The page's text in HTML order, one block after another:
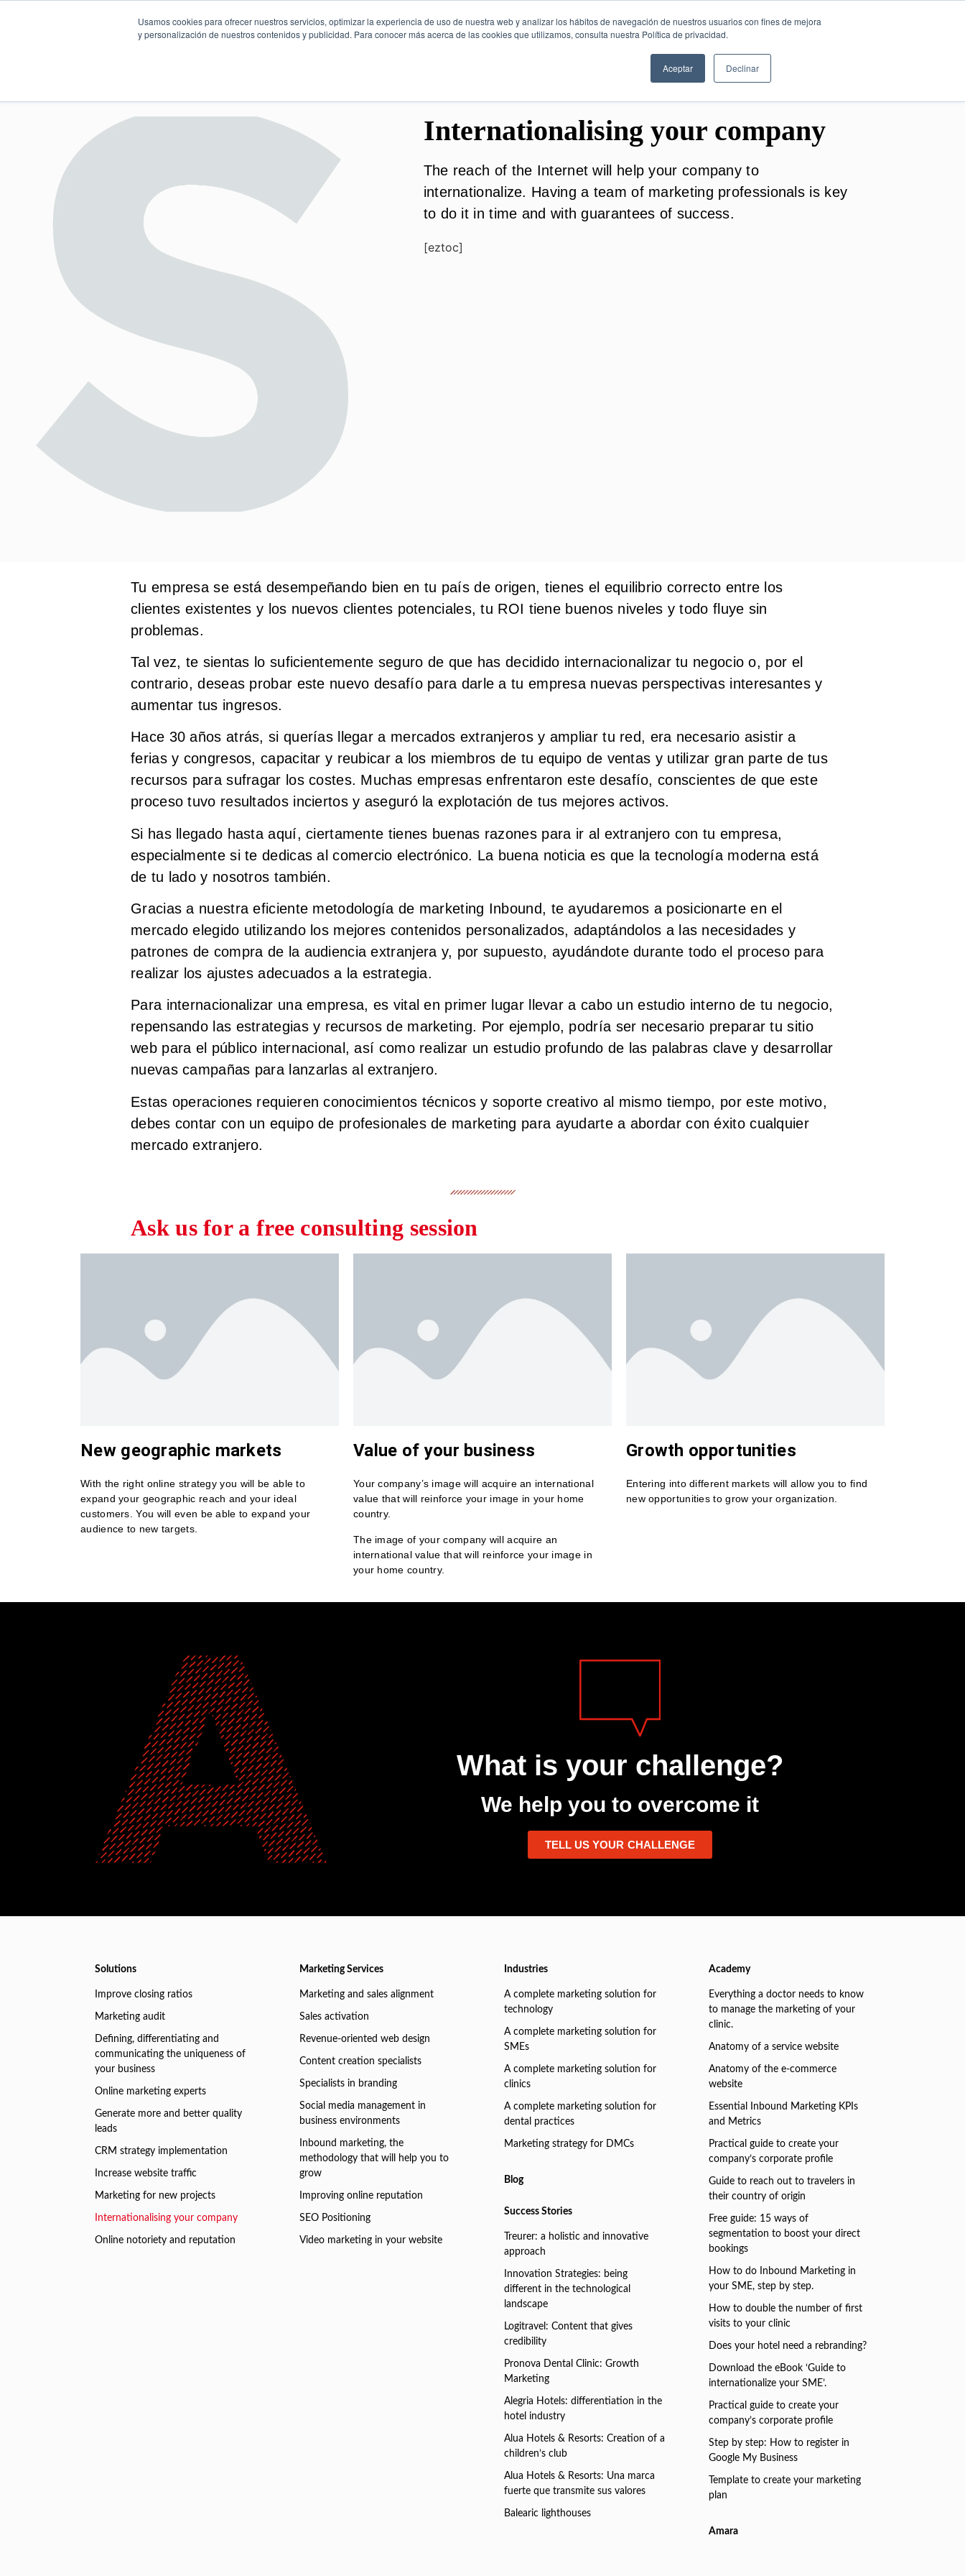
Usamos cookies para ofrecer nuestros servicios, optimizar la experiencia de uso de nuestra web y analizar los hábitos de navegación de nuestros usuarios con fines de mejora
y personalización de nuestros contenidos y publicidad. Para conocer más acerca de las cookies que utilizamos, consulta nuestra Política de privacidad.
Aceptar Declinar
English
Internationalising your company
The reach of the Internet will help your company to
internationalize. Having a team of marketing professionals is key
to do it in time and with guarantees of success.
[eztoc]
Tu empresa se está desempeñando bien en tu país de origen, tienes el equilibrio correcto entre los
clientes existentes y los nuevos clientes potenciales, tu ROI tiene buenos niveles y todo fluye sin
problemas.
Tal vez, te sientas lo suficientemente seguro de que has decidido internacionalizar tu negocio o, por el
contrario, deseas probar este nuevo desafío para darle a tu empresa nuevas perspectivas interesantes y
aumentar tus ingresos.
Hace 30 años atrás, si querías llegar a mercados extranjeros y ampliar tu red, era necesario asistir a
ferias y congresos, capacitar y reubicar a los miembros de tu equipo de ventas y utilizar gran parte de tus
recursos para sufragar los costes. Muchas empresas enfrentaron este desafío, conscientes de que este
proceso tuvo resultados inciertos y aseguró la explotación de tus mejores activos.
Si has llegado hasta aquí, ciertamente tienes buenas razones para ir al extranjero con tu empresa,
especialmente si te dedicas al comercio electrónico. La buena noticia es que la tecnología moderna está
de tu lado y nosotros también.
Gracias a nuestra eficiente metodología de marketing Inbound, te ayudaremos a posicionarte en el
mercado elegido utilizando los mejores contenidos personalizados, adaptándolos a las necesidades y
patrones de compra de la audiencia extranjera y, por supuesto, ayudándote durante todo el proceso para
realizar los ajustes adecuados a la estrategia.
Para internacionalizar una empresa, es vital en primer lugar llevar a cabo un estudio interno de tu negocio,
repensando las estrategias y recursos de marketing. Por ejemplo, podría ser necesario preparar tu sitio
web para el público internacional, así como realizar un estudio profundo de las palabras clave y desarrollar
nuevas campañas para lanzarlas al extranjero.
Estas operaciones requieren conocimientos técnicos y soporte creativo al mismo tiempo, por este motivo,
debes contar con un equipo de profesionales de marketing para ayudarte a abordar con éxito cualquier
mercado extranjero.
Ask us for a free consulting session
New geographic markets
With the right online strategy you will be able to
expand your geographic reach and your ideal
customers. You will even be able to expand your
audience to new targets.
Value of your business
Your company’s image will acquire an international
value that will reinforce your image in your home
country.
The image of your company will acquire an
international value that will reinforce your image in
your home country.
Growth opportunities
Entering into different markets will allow you to find
new opportunities to grow your organization.
What is your challenge?
We help you to overcome it
TELL US YOUR CHALLENGE
Solutions
Improve closing ratios
Marketing audit
Defining, differentiating and
communicating the uniqueness of
your business
Online marketing experts
Generate more and better quality
leads
CRM strategy implementation
Increase website traffic
Marketing for new projects
Internationalising your company
Online notoriety and reputation
Marketing Services
Marketing and sales alignment
Sales activation
Revenue-oriented web design
Content creation specialists
Specialists in branding
Social media management in
business environments
Inbound marketing, the
methodology that will help you to
grow
Improving online reputation
SEO Positioning
Video marketing in your website
Industries
A complete marketing solution for
technology
A complete marketing solution for
SMEs
A complete marketing solution for
clinics
A complete marketing solution for
dental practices
Marketing strategy for DMCs
Blog
Success Stories
Treurer: a holistic and innovative
approach
Innovation Strategies: being
different in the technological
landscape
Logitravel: Content that gives
credibility
Pronova Dental Clinic: Growth
Marketing
Alegria Hotels: differentiation in the
hotel industry
Alua Hotels & Resorts: Creation of a
children’s club
Alua Hotels & Resorts: Una marca
fuerte que transmite sus valores
Balearic lighthouses
Academy
Everything a doctor needs to know
to manage the marketing of your
clinic.
Anatomy of a service website
Anatomy of the e-commerce
website
Essential Inbound Marketing KPIs
and Metrics
Practical guide to create your
company’s corporate profile
Guide to reach out to travelers in
their country of origin
Free guide: 15 ways of
segmentation to boost your direct
bookings
How to do Inbound Marketing in
your SME, step by step.
How to double the number of first
visits to your clinic
Does your hotel need a rebranding?
Download the eBook ‘Guide to
internationalize your SME’.
Practical guide to create your
company’s corporate profile
Step by step: How to register in
Google My Business
Template to create your marketing
plan
Amara